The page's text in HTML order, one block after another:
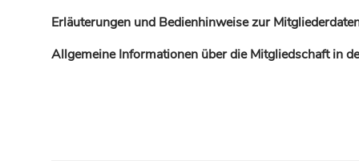
Erläuterungen und Bedienhinweise zur
Allgemeine Informationen über die Mitgliedschaft in